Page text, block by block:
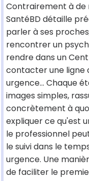
Contrairement à de
SantéBD détaille
parler à ses
rencontrer un
rendre dans un
contacter une ligne
urgence… Chaque
images simples,
concrètement à
expliquer ce qu'est
le professionnel
le suivi dans le
urgence. Une
de faciliter le